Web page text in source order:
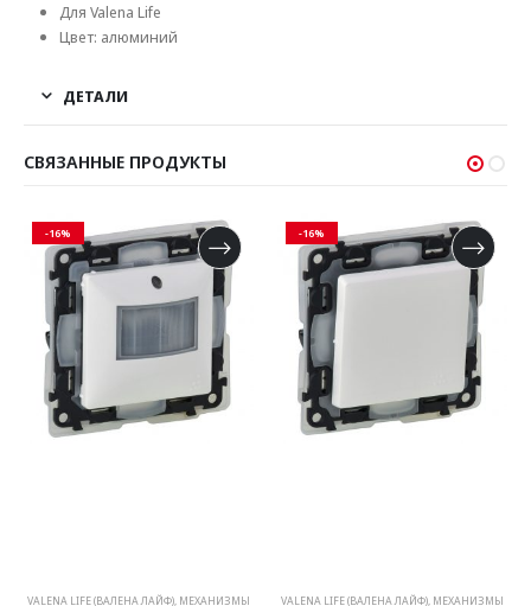
Для Valena Life
Цвет: алюминий
ДЕТАЛИ
СВЯЗАННЫЕ ПРОДУКТЫ
-16%
VALENA LIFE (ВАЛЕНА ЛАЙФ), МЕХАНИЗМЫ
-16%
VALENA LIFE (ВАЛЕНА ЛАЙФ), МЕХАНИЗМЫ